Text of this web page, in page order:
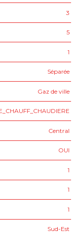
3
5
1
Séparée
Gaz de ville
Central
OUI
1
1
1
Sud-Est